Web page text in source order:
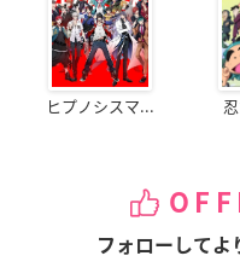
ヒプノシスマ...
フォローしてよ